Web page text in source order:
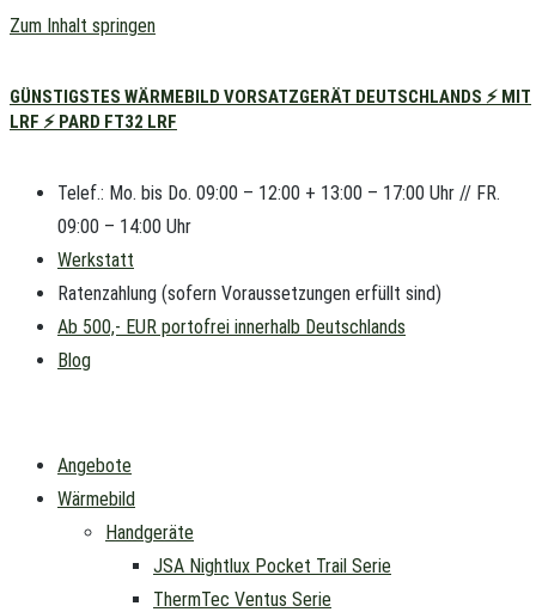
Zum Inhalt springen
GÜNSTIGSTES WÄRMEBILD VORSATZGERÄT DEUTSCHLANDS ⚡ MIT
LRF ⚡ PARD FT32 LRF
Telef.: Mo. bis Do. 09:00 – 12:00 + 13:00 – 17:00 Uhr // FR.
09:00 – 14:00 Uhr
Werkstatt
Ratenzahlung (sofern Voraussetzungen erfüllt sind)
Ab 500,- EUR portofrei innerhalb Deutschlands
Blog
Angebote
Wärmebild
Handgeräte
JSA Nightlux Pocket Trail Serie
ThermTec Ventus Serie